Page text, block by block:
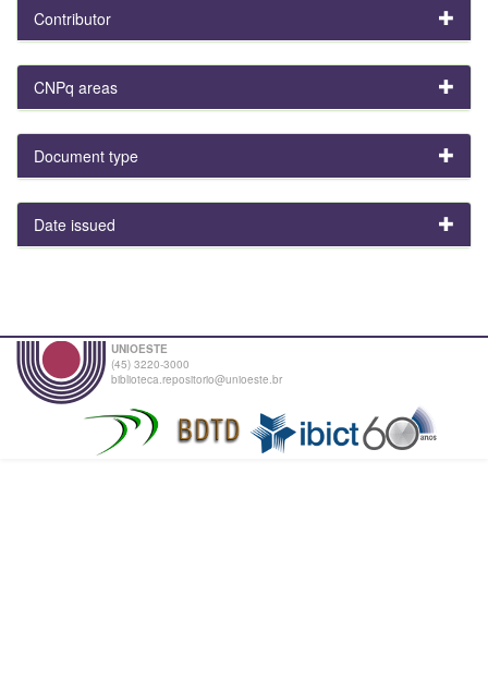
Contributor
CNPq areas
Document type
Date issued
UNIOESTE
(45) 3220-3000
biblioteca.repositorio@unioeste.br